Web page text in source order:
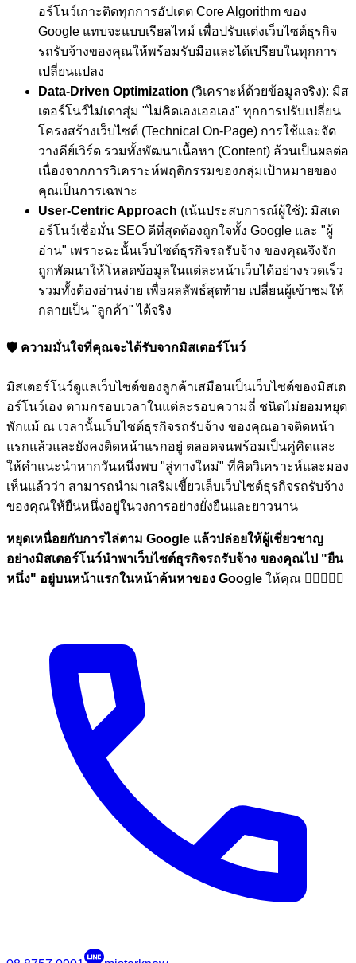
อร์โนว์เกาะติดทุกการอัปเดต Core Algorithm ของ
Google แทบจะแบบเรียลไทม์ เพื่อปรับแต่งเว็บไซต์ธุรกิจ
รถรับจ้างของคุณให้พร้อมรับมือและได้เปรียบในทุกการ
เปลี่ยนแปลง
Data-Driven Optimization (วิเคราะห์ด้วยข้อมูลจริง): มิส
เตอร์โนว์ไม่เดาสุ่ม "ไม่คิดเองเออเอง" ทุกการปรับเปลี่ยน
โครงสร้างเว็บไซต์ (Technical On-Page) การใช้และจัด
วางคีย์เวิร์ด รวมทั้งพัฒนาเนื้อหา (Content) ล้วนเป็นผลต่อ
เนื่องจากการวิเคราะห์พฤติกรรมของกลุ่มเป้าหมายของ
คุณเป็นการเฉพาะ
User-Centric Approach (เน้นประสบการณ์ผู้ใช้): มิสเต
อร์โนว์เชื่อมั่น SEO ดีที่สุดต้องถูกใจทั้ง Google และ "ผู้
อ่าน" เพราะฉะนั้นเว็บไซต์ธุรกิจรถรับจ้าง ของคุณจึงจัก
ถูกพัฒนาให้โหลดข้อมูลในแต่ละหน้าเว็บได้อย่างรวดเร็ว
รวมทั้งต้องอ่านง่าย เพื่อผลลัพธ์สุดท้าย เปลี่ยนผู้เข้าชมให้
กลายเป็น "ลูกค้า" ได้จริง
🛡️ ความมั่นใจที่คุณจะได้รับจากมิสเตอร์โนว์
มิสเตอร์โนว์ดูแลเว็บไซต์ของลูกค้าเสมือนเป็นเว็บไซต์ของมิสเต
อร์โนว์เอง ตามกรอบเวลาในแต่ละรอบความถี่ ชนิดไม่ยอมหยุด
พักแม้ ณ เวลานั้นเว็บไซต์ธุรกิจรถรับจ้าง ของคุณอาจติดหน้า
แรกแล้วและยังคงติดหน้าแรกอยู่ ตลอดจนพร้อมเป็นคู่คิดและ
ให้คำแนะนำหากวันหนึ่งพบ "ลู่ทางใหม่" ที่คิดวิเคราะห์และมอง
เห็นแล้วว่า สามารถนำมาเสริมเขี้ยวเล็บเว็บไซต์ธุรกิจรถรับจ้าง
ของคุณให้ยืนหนึ่งอยู่ในวงการอย่างยั่งยืนและยาวนาน
หยุดเหนื่อยกับการไล่ตาม Google แล้วปล่อยให้ผู้เชี่ยวชาญ
อย่างมิสเตอร์โนว์นำพาเว็บไซต์ธุรกิจรถรับจ้าง ของคุณไป "ยืน
หนึ่ง" อยู่บนหน้าแรกในหน้าค้นหาของ Google ให้คุณ 🏋🏼💪🏼🎉